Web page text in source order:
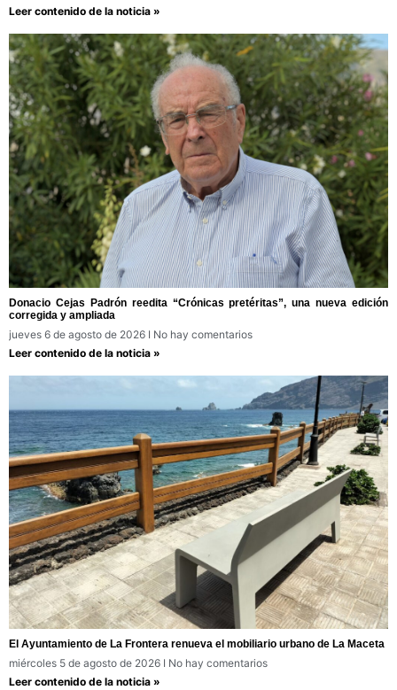
Leer contenido de la noticia »
Donacio Cejas Padrón reedita “Crónicas pretéritas”, una nueva edición
corregida y ampliada
jueves 6 de agosto de 2026
No hay comentarios
Leer contenido de la noticia »
El Ayuntamiento de La Frontera renueva el mobiliario urbano de La Maceta
miércoles 5 de agosto de 2026
No hay comentarios
Leer contenido de la noticia »